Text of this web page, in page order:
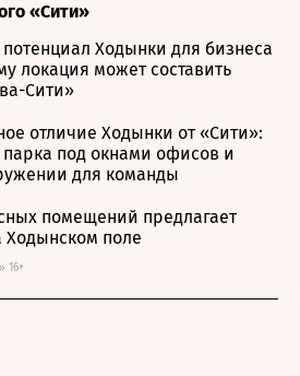
«Сити»
Ходынки для бизнеса
локация может составить
Сити»
отличие Ходынки от «Сити»:
под окнами офисов и
для команды
помещений предлагает
Ходынском поле
16+